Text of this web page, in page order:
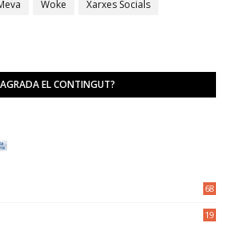
Woke
Xarxes Socials
EL CONTINGUT?
68
19